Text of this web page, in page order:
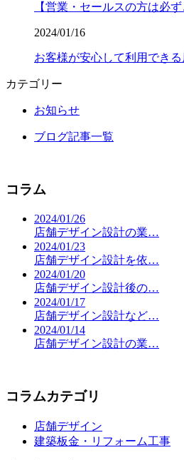
【営業・セールスの方は必
2024/01/16
お客様が安心して利用でき
カテゴリー
お知らせ
ブログ記事一覧
コラム
2024/01/26
店舗デザイン設計の業…
2024/01/23
店舗デザイン設計を依…
2024/01/20
店舗デザイン設計後の…
2024/01/17
店舗デザイン設計など…
2024/01/14
店舗デザイン設計の業…
コラムカテゴリ
店舗デザイン
建築板金・リフォーム工事